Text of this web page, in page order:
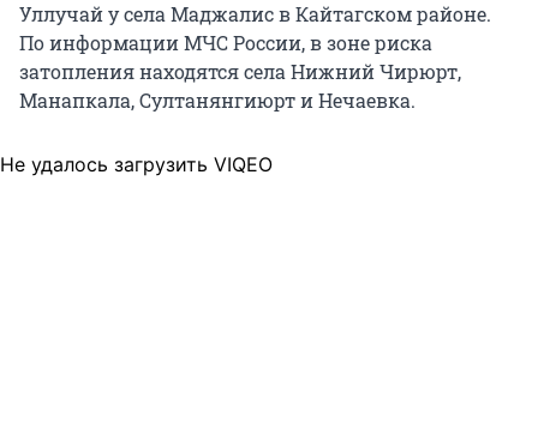
Уллучай у села Маджалис в Кайтагском районе.
По информации МЧС России, в зоне риска
затопления находятся села Нижний Чирюрт,
Манапкала, Султанянгиюрт и Нечаевка.
Не удалось загрузить VIQEO